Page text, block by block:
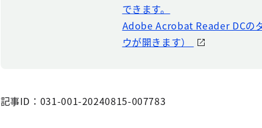
できます。
Adobe Acrobat Reader DCの
ウが開きます）
記事ID：031-001-20240815-007783